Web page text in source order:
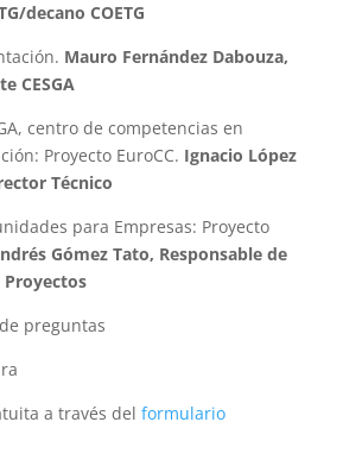
decano COETG
Mauro Fernández Dabouza,
CESGA
centro de competencias en
Proyecto EuroCC. Ignacio López
Técnico
para Empresas: Proyecto
Gómez Tato, Responsable de
preguntas
a través del formulario